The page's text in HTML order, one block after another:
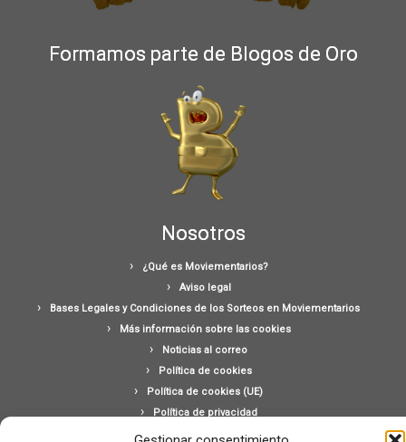
Formamos parte de Blogos de Oro
Nosotros
¿Qué es Moviementarios?
Aviso legal
Bases Legales y Condiciones de los Sorteos en Moviementarios
Más información sobre las cookies
Noticias al correo
Política de cookies
Política de cookies (UE)
Política de privacidad
Ponte en contacto con nosotros